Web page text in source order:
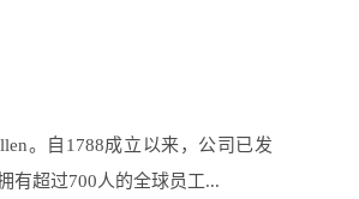
。自1788成立以来，公司已发
有超过700人的全球员工...